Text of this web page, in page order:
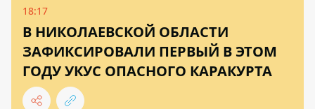
18:17
В НИКОЛАЕВСКОЙ ОБЛАСТИ
ЗАФИКСИРОВАЛИ ПЕРВЫЙ В ЭТОМ
ГОДУ УКУС ОПАСНОГО КАРАКУРТА